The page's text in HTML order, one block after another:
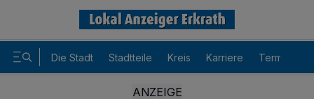
Die Stadt Stadtteile Kreis Karriere Termine